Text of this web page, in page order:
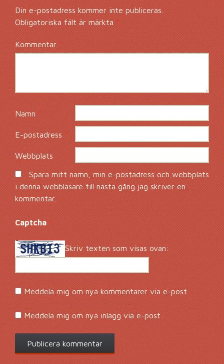
Din e-postadress kommer inte publiceras.
Obligatoriska fält är märkta*
Kommentar*
Namn*
E-postadress*
Webbplats
Spara mitt namn, min e-postadress och webbplats
i denna webbläsare till nästa gång jag skriver en
kommentar.
Captcha*
Skriv texten som visas ovan:
Meddela mig om nya kommentarer via e-post.
Meddela mig om nya inlägg via e-post.